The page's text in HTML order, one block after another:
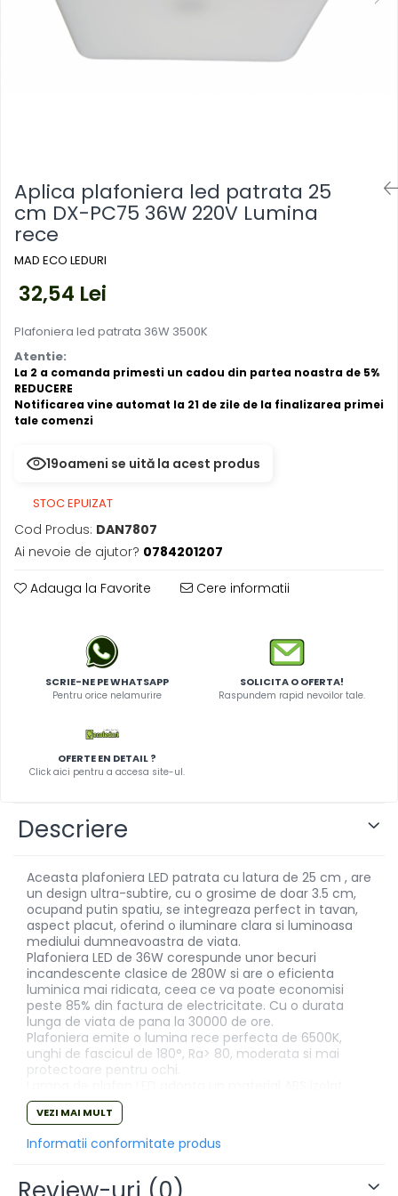
exterior
Lampi emergente
Multimetru Digital
Prelungitoare/Derulatoare
Întrerupătoare/Comutatoare
Ştechere/Stecher adaptor
Ţeavă PVC
Aplica plafoniera led patrata 25
cm DX-PC75 36W 220V Lumina
rece
MAD ECO LEDURI
32,54 Lei
Plafoniera led patrata 36W 3500K
Atentie:
La 2 a comanda primesti un cadou din partea noastra de 5%
REDUCERE
Notificarea vine automat la 21 de zile de la finalizarea primei
tale comenzi
19oameni se uită la acest produs
STOC EPUIZAT
Cod Produs: DAN7807
Ai nevoie de ajutor? 0784201207
Adauga la Favorite Cere informatii
SCRIE-NE PE WHATSAPP
Pentru orice nelamurire
SOLICITA O OFERTA!
Raspundem rapid nevoilor tale.
OFERTE EN DETAIL ?
Click aici pentru a accesa site-ul.
Descriere
Aceasta plafoniera LED patrata cu latura de 25 cm , are
un design ultra-subtire, cu o grosime de doar 3.5 cm,
ocupand putin spatiu, se integreaza perfect in tavan,
aspect placut, oferind o iluminare clara si luminoasa
mediului dumneavoastra de viata.
Plafoniera LED de 36W corespunde unor becuri
incandescente clasice de 280W si are o eficienta
luminica mai ridicata, ceea ce va poate economisi
peste 85% din factura de electricitate. Cu o durata
lunga de viata de pana la 30000 de ore.
Plafoniera emite o lumina rece perfecta de 6500K,
unghi de fascicul de 180°, Ra> 80, moderata si mai
protectoare pentru ochi.
ecologic, sigur si durabil. LED-uri de inalta calitate cu
abajur alb laptos, transmisie uniforma a luminii, lumina
zumzet.
aproximativ 15-20㎡.
VEZI MAI MULT
Informatii conformitate produs